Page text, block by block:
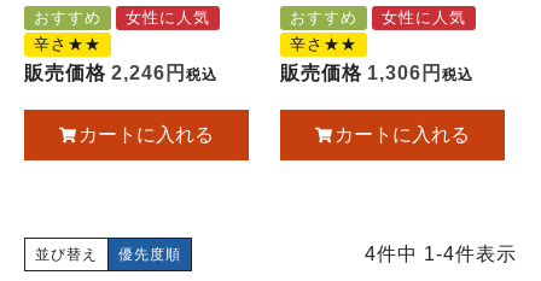
おすすめ
女性に人気
辛さ★★
販売価格 2,246 税込
カートに入れる
おすすめ
女性に人気
辛さ★★
販売価格 1,306 税込
カートに入れる
並び替え 優先度順 4件中 1-4件表示